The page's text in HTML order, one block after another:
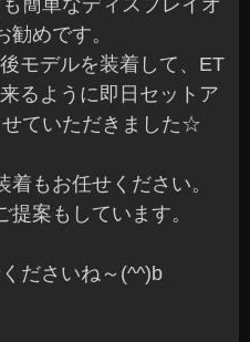
簡単なディスプレイオ
勧めです。
モデルを装着して、ET
るように即日セットア
ていただきました☆
もお任せください。
案もしています。
ださいね～(^^)b